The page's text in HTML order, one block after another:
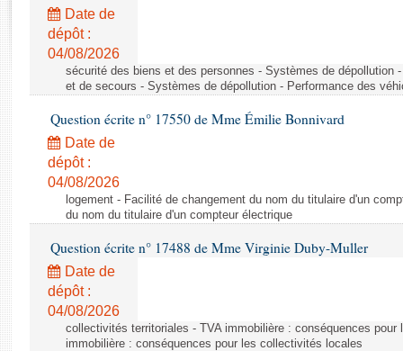
Rapports législatifs
Rapports sur l'application des lois
Baromètre de l’application des lois
Dossiers législatifs
Budget et sécurité sociale
Questions écrites et orales
Comptes rendus des débats
Date de
dépôt :
04/08/2026
sécurité des biens et des personnes - Systèmes de dépollution
et de secours - Systèmes de dépollution - Performance des
Question écrite n° 17550 de Mme Émilie Bonnivard
Date de
dépôt :
04/08/2026
logement - Facilité de changement du nom du titulaire d'un
du nom du titulaire d'un compteur électrique
Question écrite n° 17488 de Mme Virginie Duby-Muller
Date de
dépôt :
04/08/2026
collectivités territoriales - TVA immobilière : conséquences
immobilière : conséquences pour les collectivités locales